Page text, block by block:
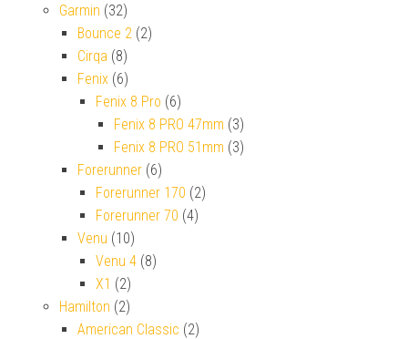
Garmin (32)
Bounce 2 (2)
Cirqa (8)
Fenix (6)
Fenix 8 Pro (6)
Fenix 8 PRO 47mm (3)
Fenix 8 PRO 51mm (3)
Forerunner (6)
Forerunner 170 (2)
Forerunner 70 (4)
Venu (10)
Venu 4 (8)
X1 (2)
Hamilton (2)
American Classic (2)